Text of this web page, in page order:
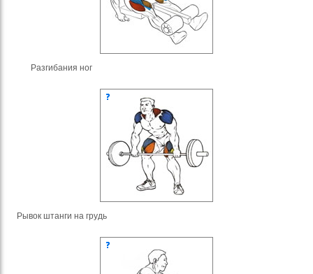
Разгибания ног
Рывок штанги на грудь